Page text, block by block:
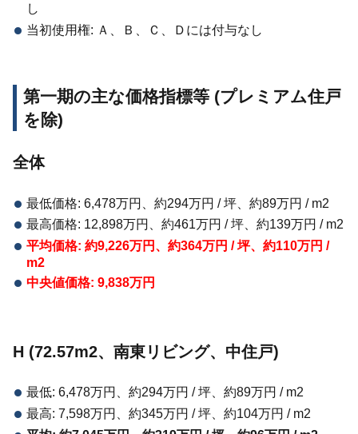
し
当初使用権: Ａ、Ｂ、Ｃ、Ｄには付与なし
第一期の主な価格指標等 (プレミアム住戸
を除)
全体
最低価格: 6,478万円、約294万円 / 坪、約89万円 / m2
最高価格: 12,898万円、約461万円 / 坪、約139万円 / m2
平均価格: 約9,226万円、約364万円 / 坪、約110万円 /
m2
中央値価格: 9,838万円
H (72.57m2、南東リビング、中住戸)
最低: 6,478万円、約294万円 / 坪、約89万円 / m2
最高: 7,598万円、約345万円 / 坪、約104万円 / m2